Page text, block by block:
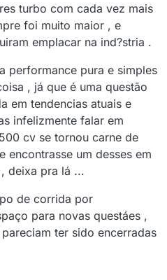
turbo com cada vez mais
foi muito maior , e
emplacar na ind?stria .
performance pura e simples
, já que é uma questão
em tendencias atuais e
infelizmente falar em
cv se tornou carne de
encontrasse um desses em
deixa pra lá ...
de corrida por
para novas questáes ,
ter sido encerradas